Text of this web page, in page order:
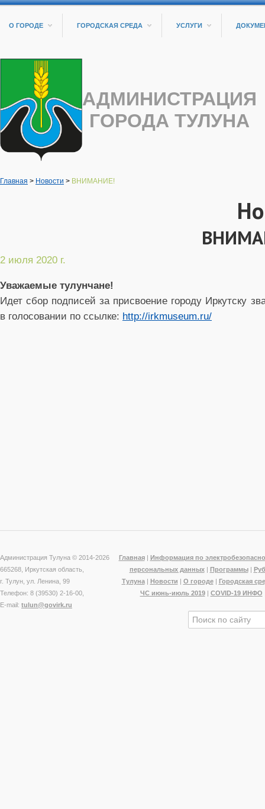
О ГОРОДЕ ГОРОДСКАЯ СРЕДА УСЛУГИ
АДМИНИСТРАЦИЯ
ГОРОДА ТУЛУНА
Главная > Новости > ВНИМАНИЕ!
2 июля 2020 г.
Уважаемые тулунчане!
Идет сбор подписей за присвоение городу Иркутску
в голосовании по ссылке: http://irkmuseum.ru/
Администрация Тулуна © 2014-2026
665268, Иркутская область,
г. Тулун, ул. Ленина, 99
Телефон: 8 (39530) 2-16-00,
E-mail: tulun@govirk.ru
Главная| Информация по
персональных данных| Программы|
Тулуна| Новости | О городе| Городская
ЧС июнь-июль 2019| COVID-19 ИНФО